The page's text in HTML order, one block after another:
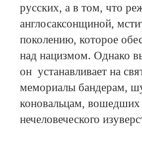
русских, а в том, что
англосаксонщиной,
поколению, которое
над нацизмом. Однако
он устанавливает на
мемориалы бандерам,
коновальцам,
нечеловеческого